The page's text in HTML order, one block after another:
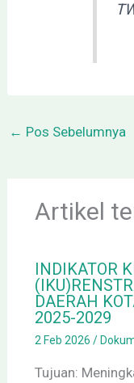
← Pos Sebelumnya
Artikel
INDIKATOR
DAERAH
2025-2029
2 Feb 2026/
Tujuan: